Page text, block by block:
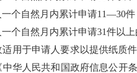
一个自然月内累计申请11—30
一个自然月内累计申请31件以
用于申请人要求以提供纸质
华人民共和国政府信息公开